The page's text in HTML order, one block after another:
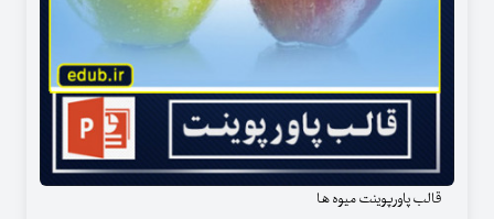
قالب پاورپوینت میوه ها